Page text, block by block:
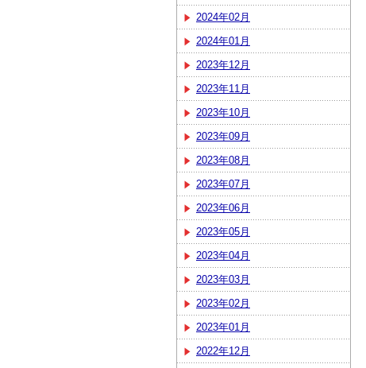
2024年02月
2024年01月
2023年12月
2023年11月
2023年10月
2023年09月
2023年08月
2023年07月
2023年06月
2023年05月
2023年04月
2023年03月
2023年02月
2023年01月
2022年12月